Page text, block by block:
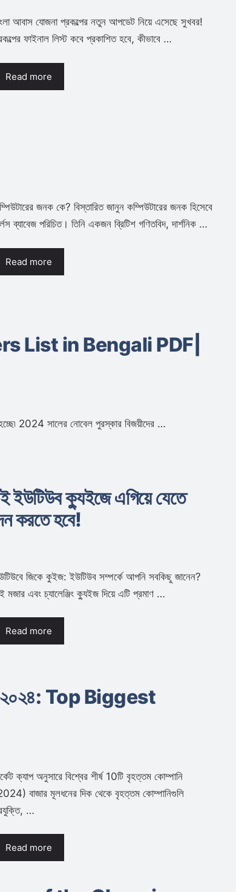
আবাস যোজনা প্রকল্পের নতুন আপডেট নিয়ে এসেছে সুখবর!
ফাইনাল লিস্ট কবে প্রকাশিত হবে, কীভাবে …
Read more
জনক কে? বিস্তারিত জানুন কম্পিউটারের জনক হিসেবে
ব্যাবেজ পরিচিত। তিনি একজন ব্রিটিশ গণিতবিদ, দার্শনিক …
Read more
List in Bengali PDF|
2024 সালের নোবেল পুরস্কার বিজয়ীদের …
ক্যুইজে এগিয়ে যেতে
করতে হবে!
জিকে কুইজ: ইউটিউব সম্পর্কে আপনি সবকিছু জানেন?
মজার এবং চ্যালেঞ্জিং ক্যুইজ দিয়ে এটি প্রমাণ …
Read more
কি ২০২৪: Top Biggest
ক্যাপ অনুসারে বিশ্বের শীর্ষ 10টি বৃহত্তম কোম্পানি
বাজার মূলধনের দিক থেকে বৃহত্তম কোম্পানিগুলি
…
Read more